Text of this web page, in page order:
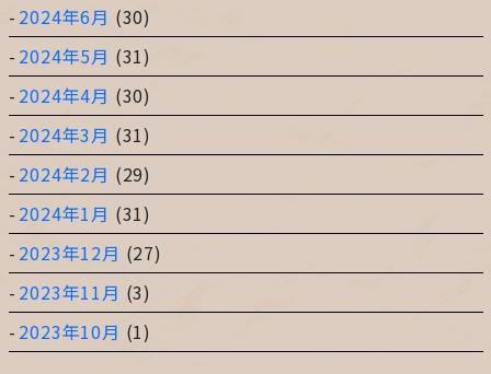
2024年6月 (30)
2024年5月 (31)
2024年4月 (30)
2024年3月 (31)
2024年2月 (29)
2024年1月 (31)
2023年12月 (27)
2023年11月 (3)
2023年10月 (1)